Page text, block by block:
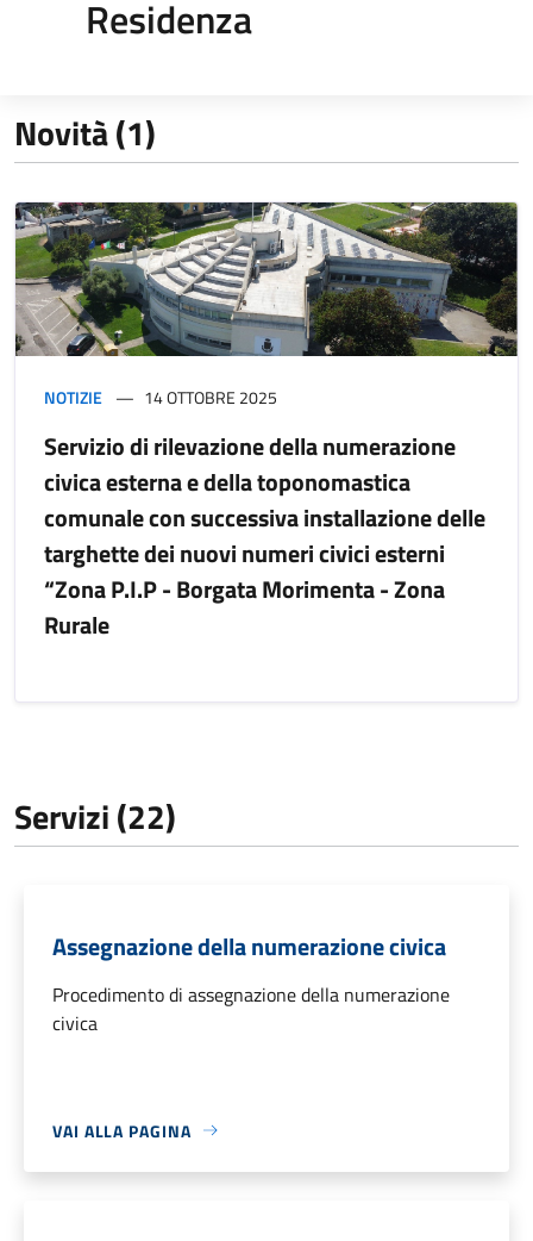
Residenza
Novità (1)
NOTIZIE 14 OTTOBRE 2025
Servizio di rilevazione della numerazione
civica esterna e della toponomastica
comunale con successiva installazione delle
targhette dei nuovi numeri civici esterni
“Zona P.I.P - Borgata Morimenta - Zona
Rurale
Servizi (22)
Assegnazione della numerazione civica
Procedimento di assegnazione della numerazione
civica
VAI ALLA PAGINA